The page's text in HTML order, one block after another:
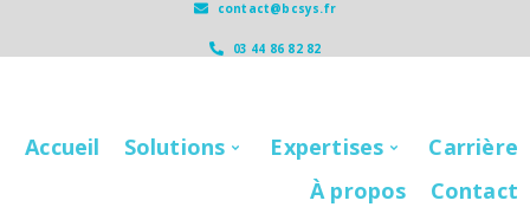
contact@bcsys.fr
03 44 86 82 82
Accueil Solutions Expertises
Carrière
À propos
Contact